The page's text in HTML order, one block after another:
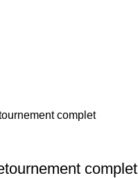
complet